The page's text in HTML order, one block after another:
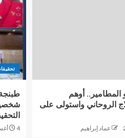
أوهم
الروحاني واستولى على
عماد إبراهيم 4 أغسطس، 2026